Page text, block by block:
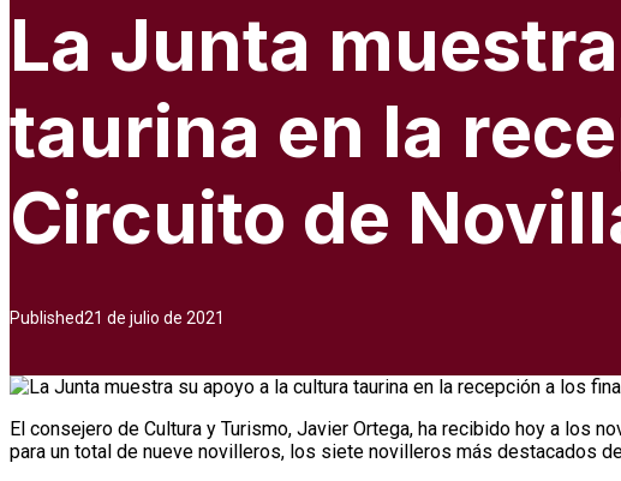
La Junta
taurina en la
Circuito de
Published21 de julio de 2021
El consejero de Cultura y Turismo, Javier Ortega, ha recibido hoy a los
para un total de nueve novilleros, los siete novilleros más destacados